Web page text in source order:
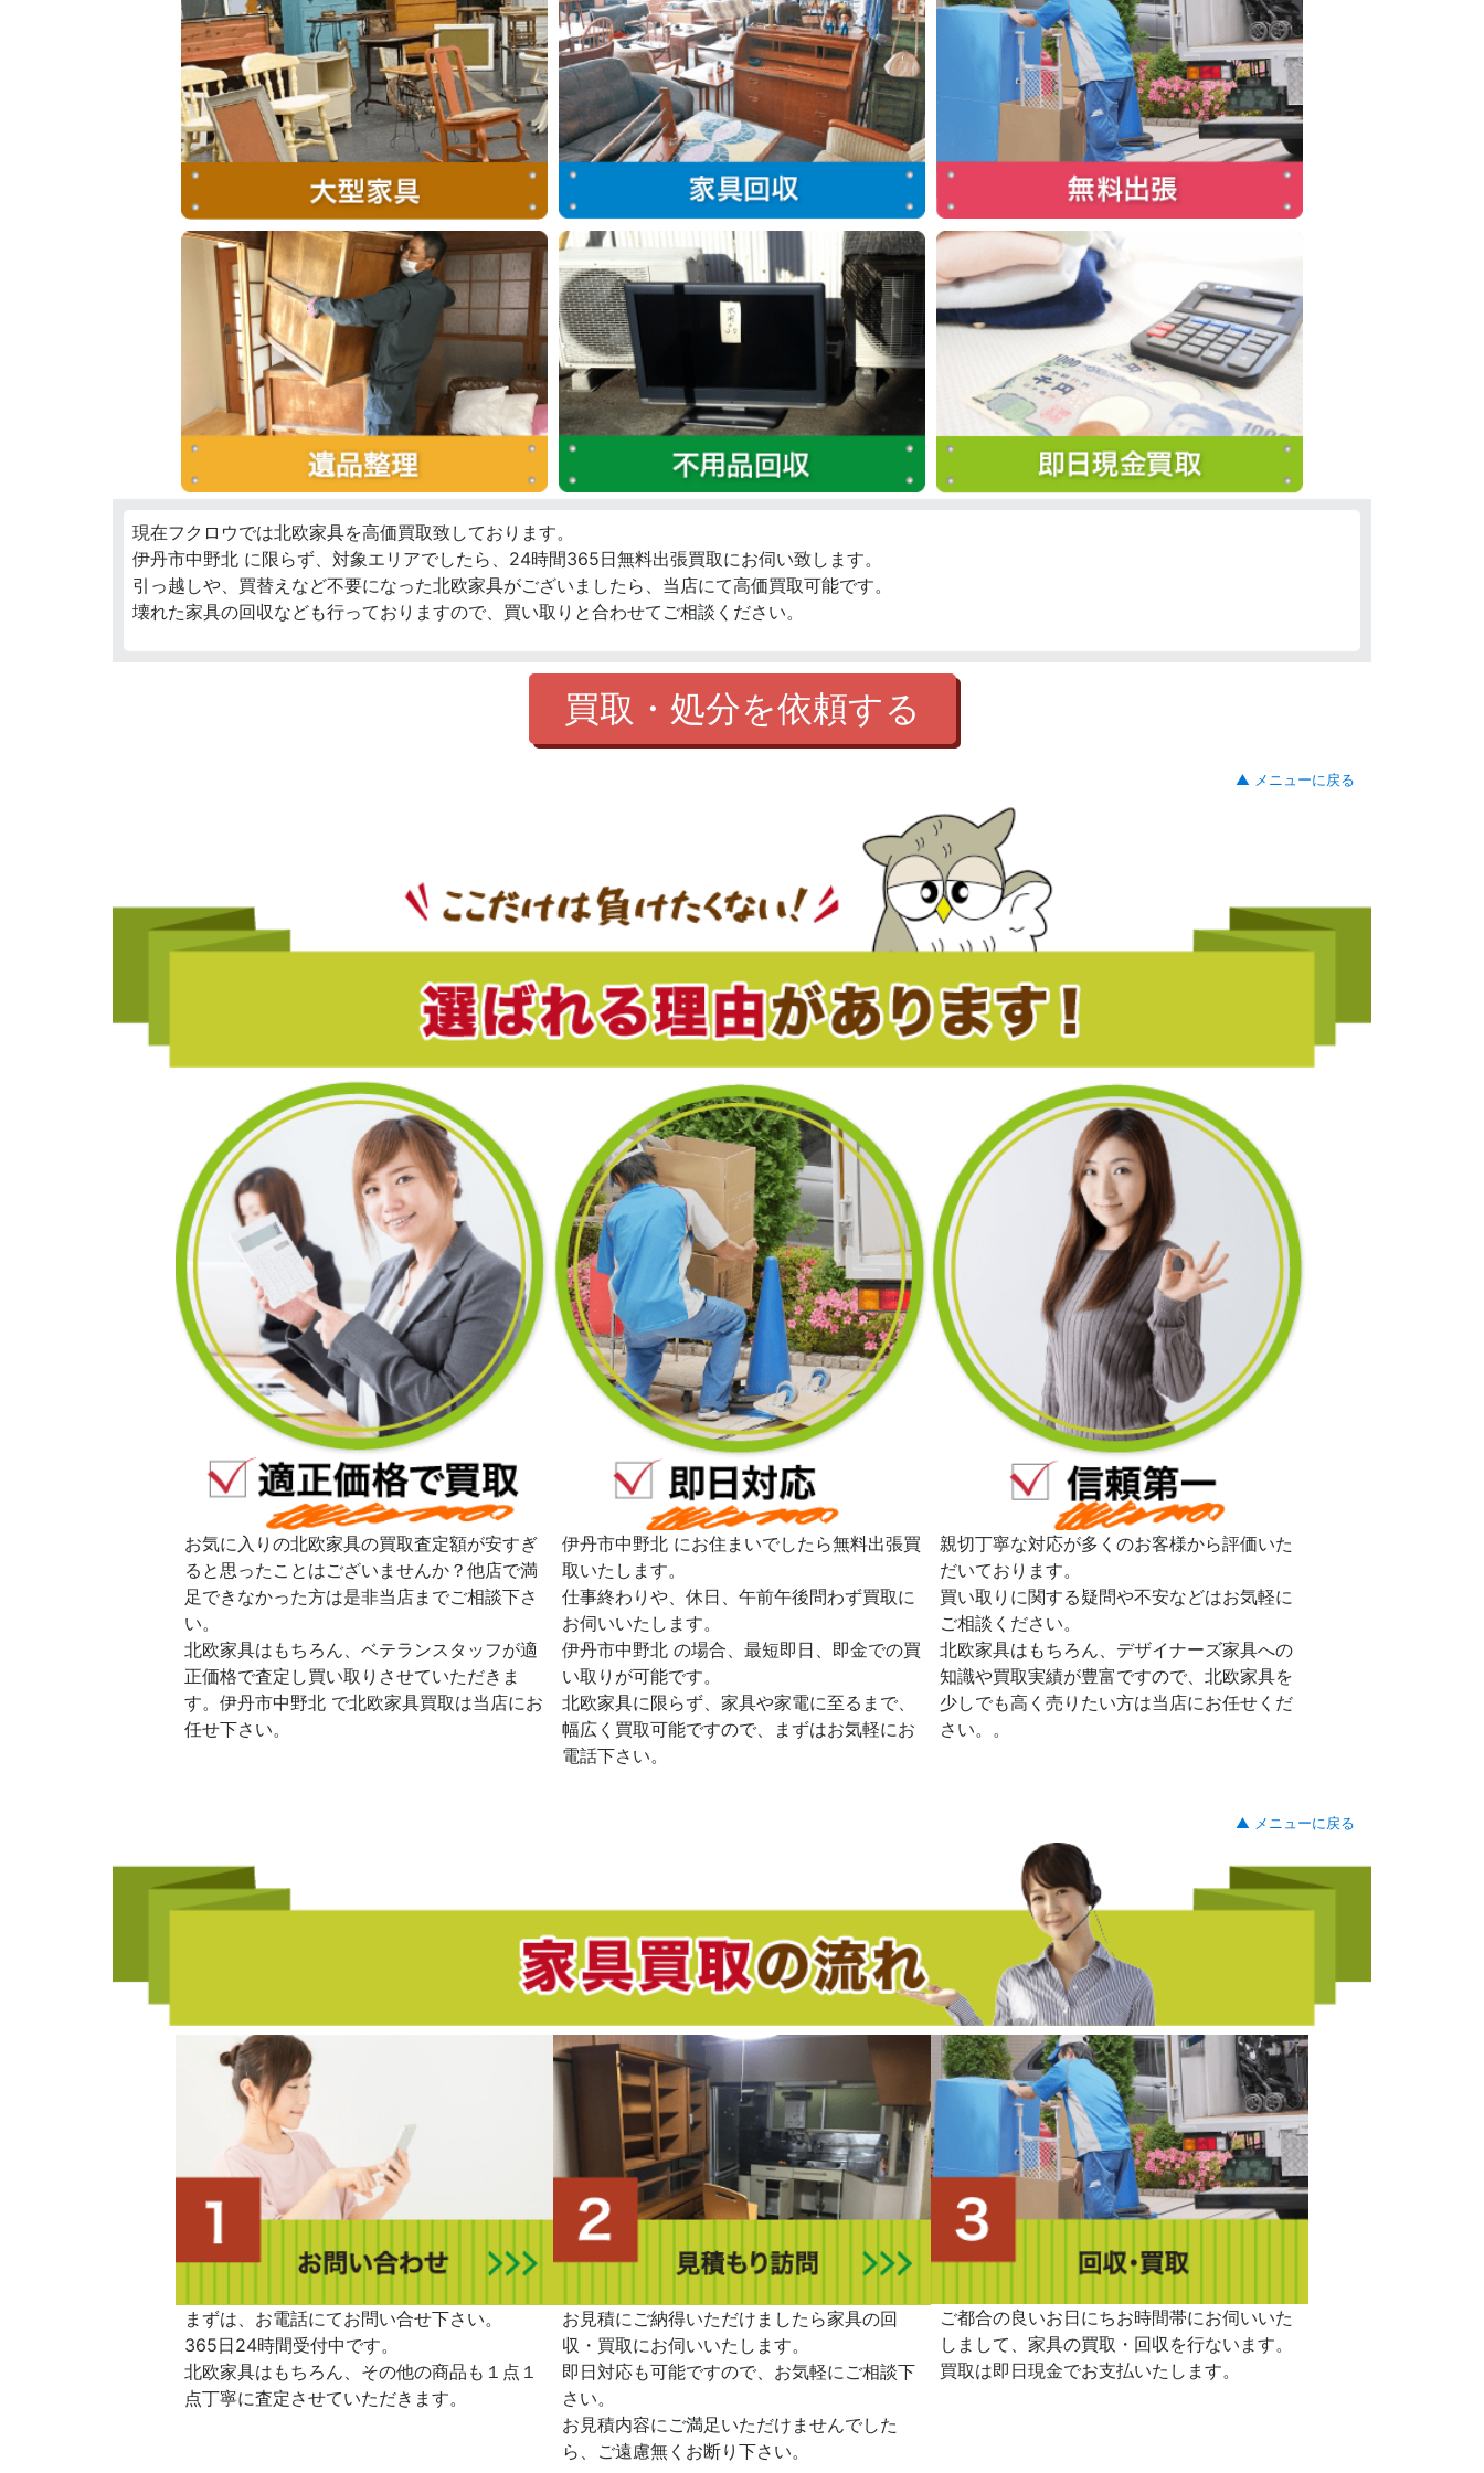
現在フクロウでは北欧家具を高価買取致しております。
伊丹市中野北 に限らず、対象エリアでしたら、24時間365日無料出張買取にお伺い致します。
引っ越しや、買替えなど不要になった北欧家具がございましたら、当店にて高価買取可能です。
壊れた家具の回収なども行っておりますので、買い取りと合わせてご相談ください。
買取・処分を依頼する
▲ メニューに戻る
お気に入りの北欧家具の買取査定額が安すぎ
ると思ったことはございませんか？他店で満
足できなかった方は是非当店までご相談下さ
い。
北欧家具はもちろん、ベテランスタッフが適
正価格で査定し買い取りさせていただきま
す。伊丹市中野北 で北欧家具買取は当店にお
任せ下さい。
伊丹市中野北 にお住まいでしたら無料出張買
取いたします。
仕事終わりや、休日、午前午後問わず買取に
お伺いいたします。
伊丹市中野北 の場合、最短即日、即金での買
い取りが可能です。
北欧家具に限らず、家具や家電に至るまで、
幅広く買取可能ですので、まずはお気軽にお
電話下さい。
親切丁寧な対応が多くのお客様から評価いた
だいております。
買い取りに関する疑問や不安などはお気軽に
ご相談ください。
北欧家具はもちろん、デザイナーズ家具への
知識や買取実績が豊富ですので、北欧家具を
少しでも高く売りたい方は当店にお任せくだ
さい。。
▲ メニューに戻る
まずは、お電話にてお問い合せ下さい。
365日24時間受付中です。
北欧家具はもちろん、その他の商品も１点１
点丁寧に査定させていただきます。
お見積にご納得いただけましたら家具の回
収・買取にお伺いいたします。
即日対応も可能ですので、お気軽にご相談下
さい。
お見積内容にご満足いただけませんでした
ら、ご遠慮無くお断り下さい。
ご都合の良いお日にちお時間帯にお伺いいた
しまして、家具の買取・回収を行ないます。
買取は即日現金でお支払いたします。